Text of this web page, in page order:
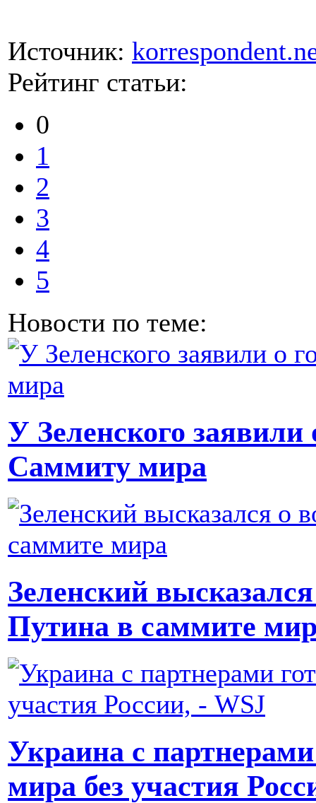
Источник:
Рейтинг статьи:
0
1
2
3
4
5
Новости по теме:
У Зеленского заявили
Саммиту мира
Зеленский
Путина в саммите
Украина с
мира без участия